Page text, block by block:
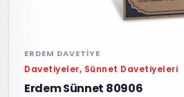
ERDEM DAVETIYE
Davetiyeler, Sünnet Davetiyeleri
Erdem Sünnet 80906